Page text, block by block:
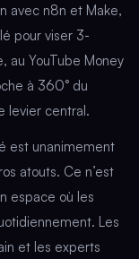
avec n8n et Make,
pour viser 3-
au YouTube Money
à 360° du
levier central.
est unanimement
atouts. Ce n’est
espace où les
Les
et les experts